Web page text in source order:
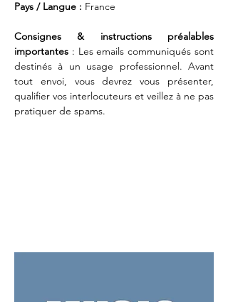
Pays / Langue : France
Consignes & instructions préalables
importantes : Les emails communiqués sont
destinés à un usage professionnel. Avant
tout envoi, vous devrez vous présenter,
qualifier vos interlocuteurs et veillez à ne pas
pratiquer de spams.